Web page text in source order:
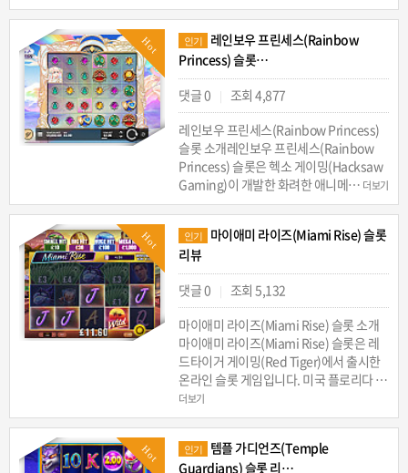
Hot 인기
레인보우 프린세스(Rainbow
Princess) 슬롯…
댓글 0
| 조회 4,877
레인보우 프린세스(Rainbow Princess)
슬롯 소개레인보우 프린세스(Rainbow
Princess) 슬롯은 헥소 게이밍(Hacksaw
Gaming)이 개발한 화려한 애니메… 더보기
Hot 인기
마이애미 라이즈(Miami Rise) 슬롯
리뷰
댓글 0
| 조회 5,132
마이애미 라이즈(Miami Rise) 슬롯 소개
마이애미 라이즈(Miami Rise) 슬롯은 레
드타이거 게이밍(Red Tiger)에서 출시한
온라인 슬롯 게임입니다. 미국 플로리다 …
더보기
Hot 인기
템플 가디언즈(Temple
Guardians) 슬롯 리…